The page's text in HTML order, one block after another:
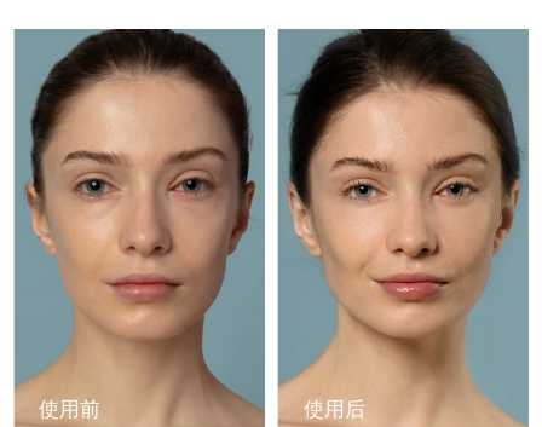
使用前 使用后
ESPADA™ 设备
All acne treatment devices
眼部护理设备
All revitalizing eye massagers
KIWI™ 皮肤护理
Advanced pore care essentials
LUNA™ Dual-Peptide Scalp
Serum
For healthy hair
issa™ Teeth Whitening Gel
护肤品 男士
全部购买
FOREO APP
马恩岛 预计送达日期 8/11/26
以色列 预计送达日期 8/13/26
意大利 预计送达日期8/9/26
日本 8/12/26
泽西岛 预计送达日期8/14/26
哈萨克斯坦 预计送达日期
科威特 预计送达日期 8/9/26